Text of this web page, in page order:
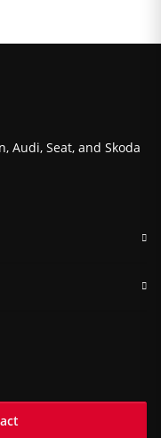
Audi, Seat, and Skoda